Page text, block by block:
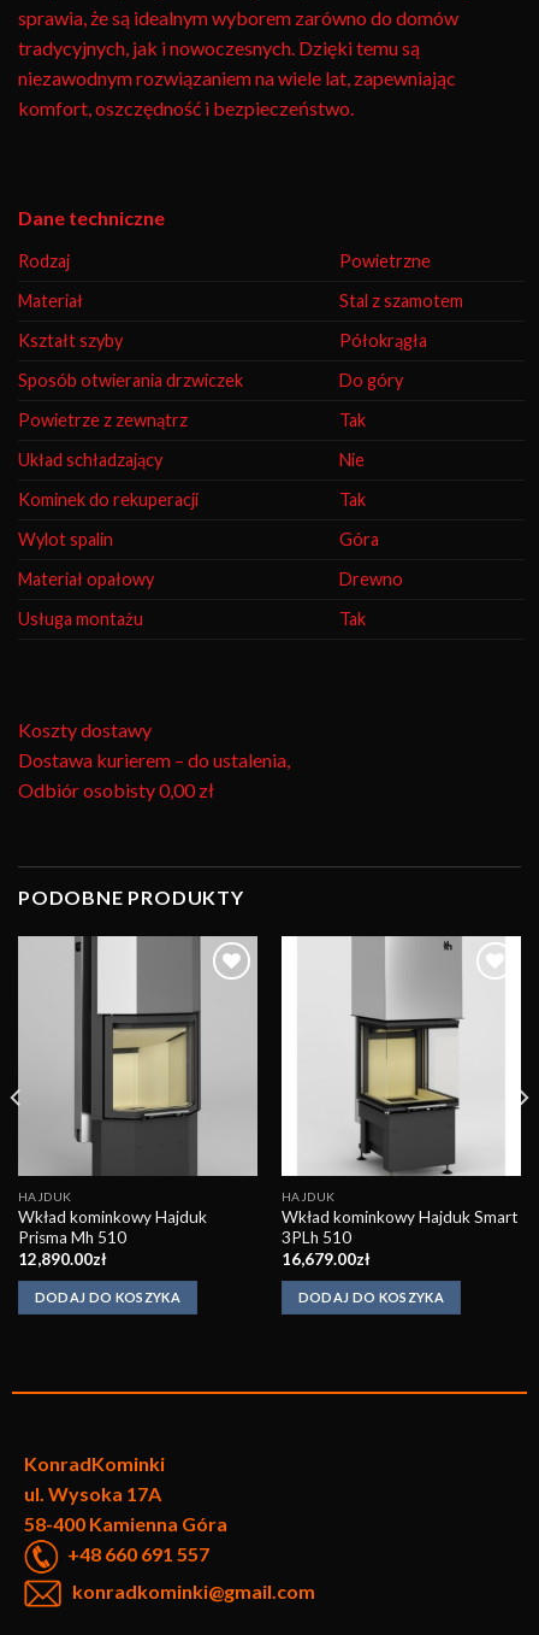
sprawia, że są idealnym wyborem zarówno do domów
tradycyjnych, jak i nowoczesnych. Dzięki temu są
niezawodnym rozwiązaniem na wiele lat, zapewniając
komfort, oszczędność i bezpieczeństwo.
Dane techniczne
Rodzaj
Powietrzne
Materiał
Stal z szamotem
Kształt szyby
Półokrągła
Sposób otwierania drzwiczek
Do góry
Powietrze z zewnątrz
Tak
Układ schładzający
Nie
Kominek do rekuperacji
Tak
Wylot spalin
Góra
Materiał opałowy
Drewno
Usługa montażu
Tak
Koszty dostawy
Dostawa kurierem – do ustalenia,
Odbiór osobisty0,00 zł
PODOBNE PRODUKTY
Obserwuj
HAJDUK
Wkład kominkowy Hajduk
Prisma Mh 510
12,890.00zł
DODAJ DO KOSZYKA
HAJDUK
Wkład kominkowy Hajduk Smart
3PLh 510
16,679.00zł
DODAJ DO KOSZYKA
KonradKominki
ul. Wysoka 17A
58-400 Kamienna Góra
+48 660 691 557
konradkominki@gmail.com